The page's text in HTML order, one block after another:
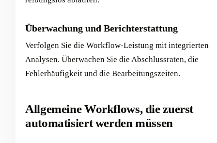
Überwachung und Berichterstattung
Verfolgen Sie die Workflow-Leistung mit integrierten
Analysen. Überwachen Sie die Abschlussraten, die
Fehlerhäufigkeit und die Bearbeitungszeiten.
Allgemeine Workflows, die zuerst
automatisiert werden müssen